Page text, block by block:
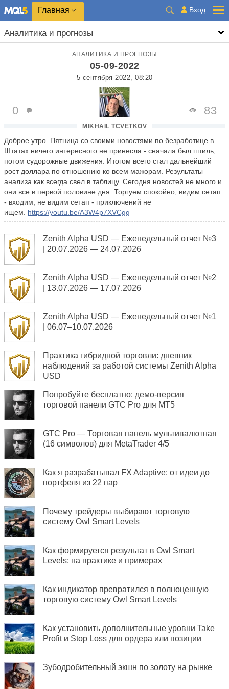
Главная Вход
Аналитика и прогнозы
АНАЛИТИКА И ПРОГНОЗЫ
05-09-2022
5 сентября 2022, 08:20
MIKHAIL TCVETKOV
0 83
Доброе утро. Пятница со своими новостями по безработице в
Штатах ничего интересного не принесла - сначала был штиль,
потом судорожные движения. Итогом всего стал дальнейший
рост доллара по отношению ко всем мажорам. Результаты
анализа как всегда свел в таблицу. Сегодня новостей не много и
они все в первой половине дня. Торгуем спокойно, видим сетап
- входим, не видим сетап - приключений не
ищем. https://youtu.be/A3W4p7XVCgg
Zenith Alpha USD — Еженедельный отчет №3
| 20.07.2026 — 24.07.2026
Zenith Alpha USD — Еженедельный отчет №2
| 13.07.2026 — 17.07.2026
Zenith Alpha USD — Еженедельный отчет №1
| 06.07–10.07.2026
Практика гибридной торговли: дневник
наблюдений за работой системы Zenith Alpha
USD
Попробуйте бесплатно: демо-версия
торговой панели GTC Pro для MT5
GTC Pro — Торговая панель мультивалютная
(16 символов) для MetaTrader 4/5
Как я разрабатывал FX Adaptive: от идеи до
портфеля из 22 пар
Почему трейдеры выбирают торговую
систему Owl Smart Levels
Как формируется результат в Owl Smart
Levels: на практике и примерах
Как индикатор превратился в полноценную
торговую систему Owl Smart Levels
Как установить дополнительные уровни Take
Profit и Stop Loss для ордера или позиции
Зубодробительный экшн по золоту на рынке